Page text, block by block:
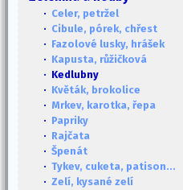
· Celer, petržel
· Cibule, pórek, chřest
· Fazolové lusky, hrášek
· Kapusta, růžičková
· Kedlubny
· Květák, brokolice
· Mrkev, karotka, řepa
· Papriky
· Rajčata
· Špenát
· Tykev, cuketa, patison...
· Zelí, kysané zelí